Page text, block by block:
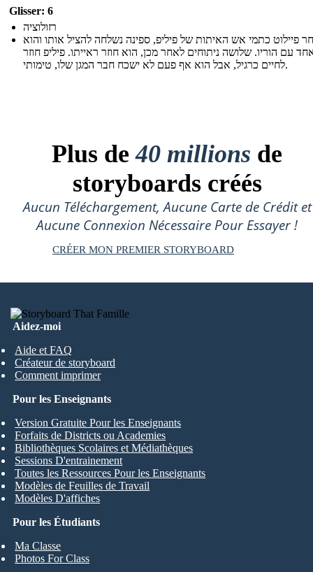
Glisser: 6
רזולוציה
פיילוט כתמי אש האיתות של פיליפ, ספינה נשלחה להציל אותו והוא
עם הוריו. שלושה ניתוחים לאחר מכן, הוא חוזר ראייתו. פיליפ חוזר
לחיים כרגיל, אבל הוא אף פעם לא ישכח חבר המגן שלו, טימותי.
Plus de40 millions de
storyboards créés
Aucun Téléchargement, Aucune Carte de Crédit et
Aucune Connexion Nécessaire Pour Essayer !
CRÉER MON PREMIER STORYBOARD
Aidez-moi
Aide et FAQ
Créateur de storyboard
Comment imprimer
Pour les Étudiants
Ma Classe
Photos For Class
Pour les Enseignants
Version Gratuite Pour les Enseignants
Forfaits de Districts ou Academies
Bibliothèques Scolaires et Médiathèques
Sessions D'entrainement
Toutes les Ressources Pour les Enseignants
Modèles de Feuilles de Travail
Modèles D'affiches